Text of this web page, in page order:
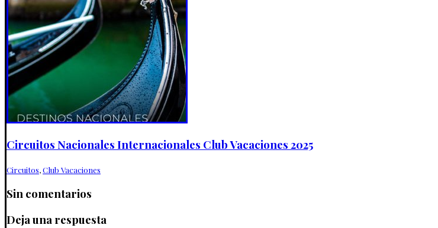
Circuitos Nacionales Internacionales Club Vacaciones 2025
Circuitos,Club Vacaciones
Sin comentarios
Deja una respuesta